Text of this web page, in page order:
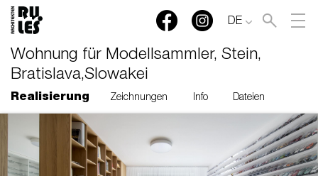
DE
Wohnung für Modellsammler, Stein,
Bratislava,Slowakei
Realisierung Zeichnungen Info Dateien